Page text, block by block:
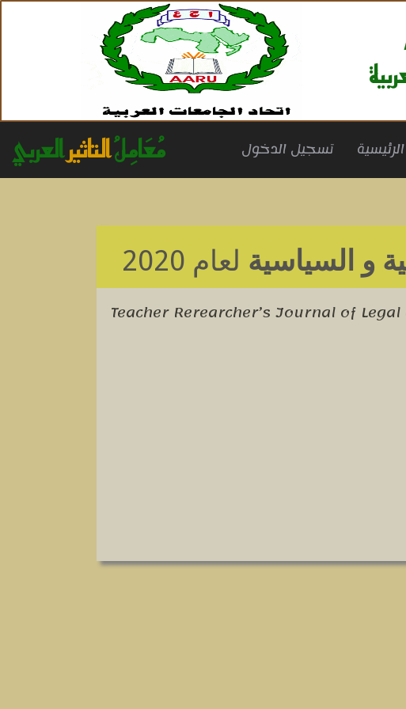
مُعَامِلُالتاثيرالعربي تسجيل الدخول
و السياسية لعام 2020
Teacher Rerearcher’s Journal of